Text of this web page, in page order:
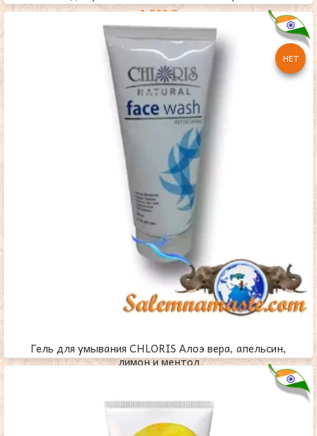
1,500₸
НЕТ
Гель для умывания CHLORIS Алоэ вера, апельсин,
лимон и ментол